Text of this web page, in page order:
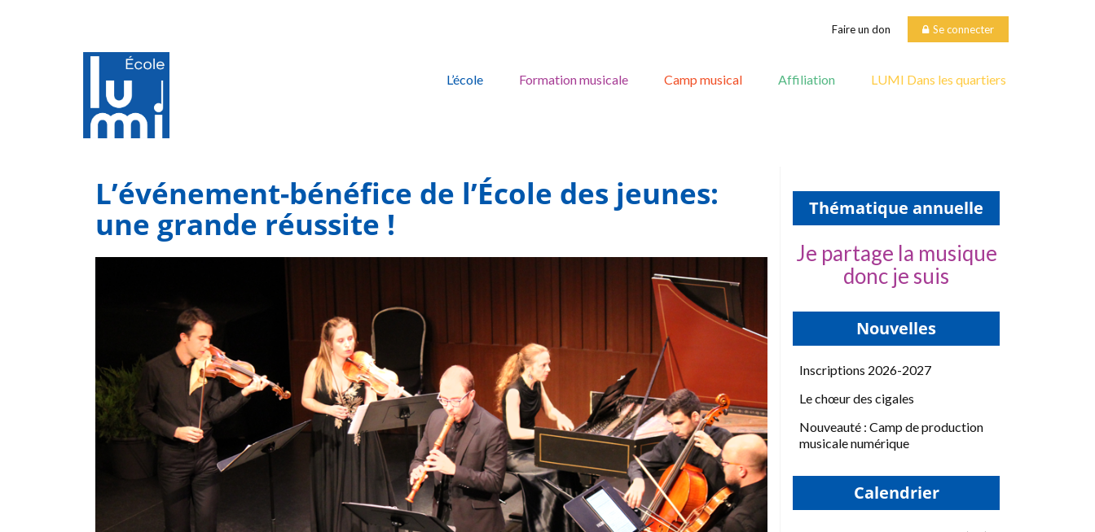
Faire un don Se connecter
content
L’école Formation musicale Camp musical Affiliation LUMI Dans les quartiers
L’événement-bénéfice de l’École des jeunes:
une grande réussite !
Thématique annuelle
Je partage la musique
donc je suis
Nouvelles
Inscriptions 2026-2027
Le chœur des cigales
Nouveauté : Camp de production
musicale numérique
Calendrier